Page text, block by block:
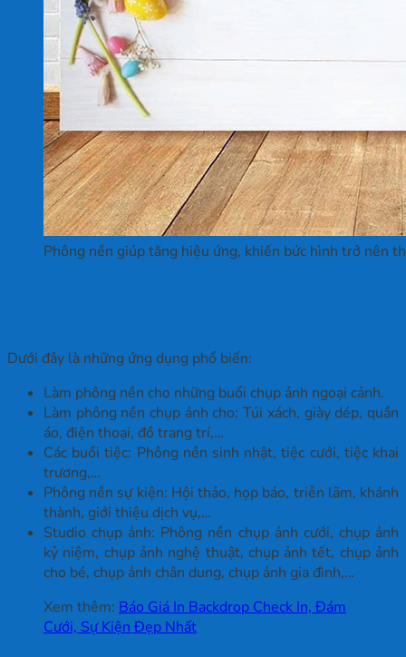
Phông nền giúp tăng hiệu ứng, khiến bức hình trở nên
Dưới đây là những ứng dụng phổ biến:
Làm phông nền cho những buổi chụp ảnh ngoại cảnh.
Làm phông nền chụp ảnh cho: Túi xách, giày dép, quần
áo, điện thoại, đồ trang trí,…
Các buổi tiệc: Phông nền sinh nhật, tiệc cưới, tiệc khai
trương,…
Phông nền sự kiện: Hội thảo, họp báo, triễn lãm, khánh
thành, giới thiệu dịch vụ,…
Studio chụp ảnh: Phông nền chụp ảnh cưới, chụp ảnh
kỷ niệm, chụp ảnh nghệ thuật, chụp ảnh tết, chụp ảnh
cho bé, chụp ảnh chân dung, chụp ảnh gia đình,…
Xem thêm: Báo Giá In Backdrop Check In, Đám
Cưới, Sự Kiện Đẹp Nhất